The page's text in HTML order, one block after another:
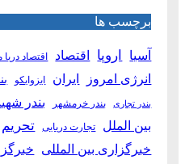
برچسب ها
آسیا اروپا اقتصاد اقتصاد دریا
انرژی امروز ایران ایزوایکو
بندر تجاری بندر خرمشهر بندر
بین الملل تجارت دریایی تحریم
خبرگزاری بین المللی